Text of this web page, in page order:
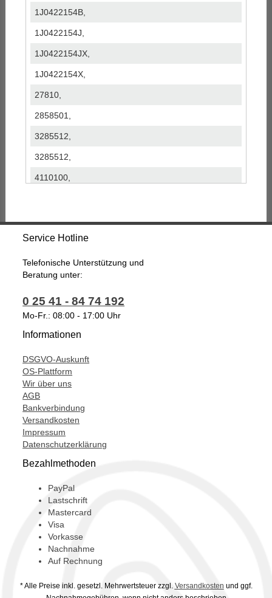
1J0422154B,
1J0422154J,
1J0422154JX,
1J0422154X,
27810,
2858501,
3285512,
3285512,
4110100,
851529614,
DSP016,
JPR181,
QSRPA290,
SP8489,
TSP5234,
V100579,
Service Hotline
Telefonische Unterstützung und
Beratung unter:
0 25 41 - 84 74 192
Mo-Fr.: 08:00 - 17:00 Uhr
Informationen
DSGVO-Auskunft
OS-Plattform
Wir über uns
AGB
Bankverbindung
Versandkosten
Impressum
Datenschutzerklärung
Bezahlmethoden
PayPal
Lastschrift
Mastercard
Visa
Vorkasse
Nachnahme
Auf Rechnung
* Alle Preise inkl. gesetzl. Mehrwertsteuer zzgl. Versandkosten und ggf.